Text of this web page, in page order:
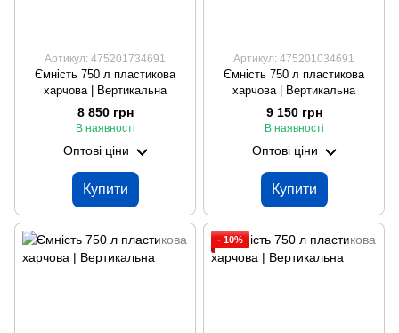
Артикул: 475201734691
Ємність 750 л пластикова
харчова | Вертикальна
8 850 грн
В наявності
Оптові ціни
Купити
Артикул: 475201034691
Ємність 750 л пластикова
харчова | Вертикальна
9 150 грн
В наявності
Оптові ціни
Купити
- 10%